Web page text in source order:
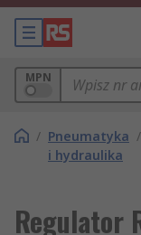
MPN
/ Pneumatyka
i hydraulika
/
Regulator